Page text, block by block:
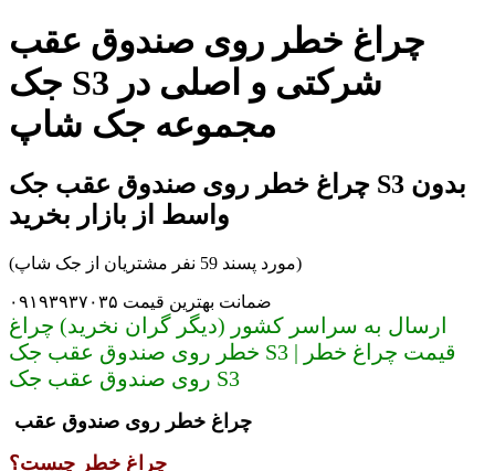
چراغ خطر روی صندوق عقب
جک S3 شرکتی و اصلی در
مجموعه جک شاپ
چراغ خطر روی صندوق عقب جک S3 بدون
واسط از بازار بخرید
(مورد پسند 59 نفر مشتریان از جک شاپ)
ضمانت بهترین قیمت ۰۹۱۹۳۹۳۷۰۳۵
ارسال به سراسر کشور (دیگر گران نخرید) چراغ
خطر روی صندوق عقب جک S3 | قیمت چراغ خطر
روی صندوق عقب جک S3
چراغ خطر چیست؟